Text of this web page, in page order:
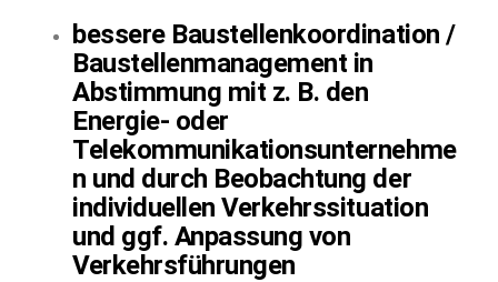
bessere Baustellenkoordination /
Baustellenmanagement in
Abstimmung mit z. B. den
Energie- oder
Telekommunikationsunternehme
n und durch Beobachtung der
individuellen Verkehrssituation
und ggf. Anpassung von
Verkehrsführungen